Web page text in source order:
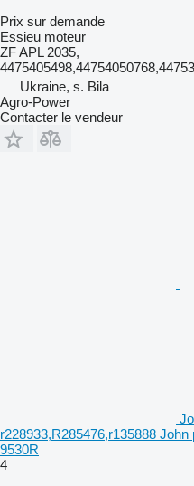
Prix sur demande
Essieu moteur
ZF APL 2035,
Ukraine, s. Bila
Agro-Power
Contacter le vendeur
r228933,R285476,r135888
9530R
4